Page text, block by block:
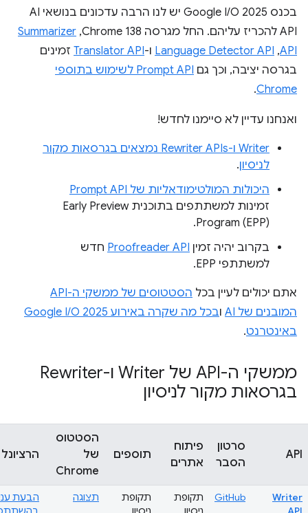
בכנס Google I/O 2025 יש לנו הרבה עדכונים בנושאי AI
API להכריז עליהם. החל מגרסה Chrome 138,‏
Summarizer
API
,‏
Language Detector API ו-Translator API זמינים
בגרסה יציבה, וכך גם
Prompt API לשימוש בתוספי
Chrome
.
ואנחנו עדיין לא סיימנו לחדש!
Writer ו-Rewriter APIs נמצאים בגרסאות מקור
לניסיון.
היכולות המולטימודאליות של Prompt API
זמינות למשתתפים בתוכנית Early Preview
Program (EPP).
בקרוב יהיה זמין Proofreader API חדש
למשתתפי EPP.
אתם יכולים לעיין בכל
הסטטוסים של ממשקי ה-API
המובנים של AI
ו
בכל מה שקרה באירוע Google I/O 2025
באינטרנט.
ממשקי ה-API של Writer ו-Rewriter
בגרסאות מקור לניסיון
API
סרטון
הסבר
פיתוח
אתרים
תוספים
הסטטוס
של
Chrome
הרציונל
Writer
GitHub
תקופת
תקופת
תצוגה
הבעת